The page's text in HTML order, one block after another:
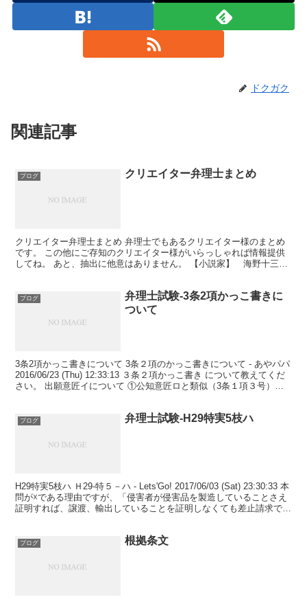
ドクガク
関連記事
ブログ クリエイター弁理士まとめ
クリエイター弁理士まとめ 弁理士でもあるクリエイター様のまとめ
です。 この他にご存知のクリエイター様がいらっしゃれば情報提供
してね。 あと、抽出に他意はありません。 【小説家】 海野十三氏
ブログ
弁理士試験-3条2項かっこ書きに
ついて
3条2項かっこ書きについて 3条２項のかっこ書きについて - あやパパ
2016/06/23 (Thu) 12:33:13 ３条２項かっこ書き について教えてくだ
さい。 出願意匠イについて ①公知意匠ロと類似（3条１項３号）で
ブログ 弁理士試験-H29特実5枝ハ
H29特実5枝ハ Ｈ29-特５－ハ - Lets'Go! 2017/06/03 (Sat) 23:30:33 本
問が☓である理由ですが、「侵害者が侵害品を製造していることさえ
証明すれば、譲渡、輸出していることを証明しなくても差止請求でき
ブログ 根拠条文